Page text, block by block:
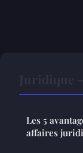
Les 5
affaires